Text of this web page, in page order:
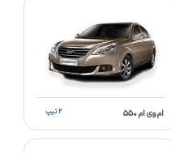
ام وی ام ۵۵۰ ۲ تیپ